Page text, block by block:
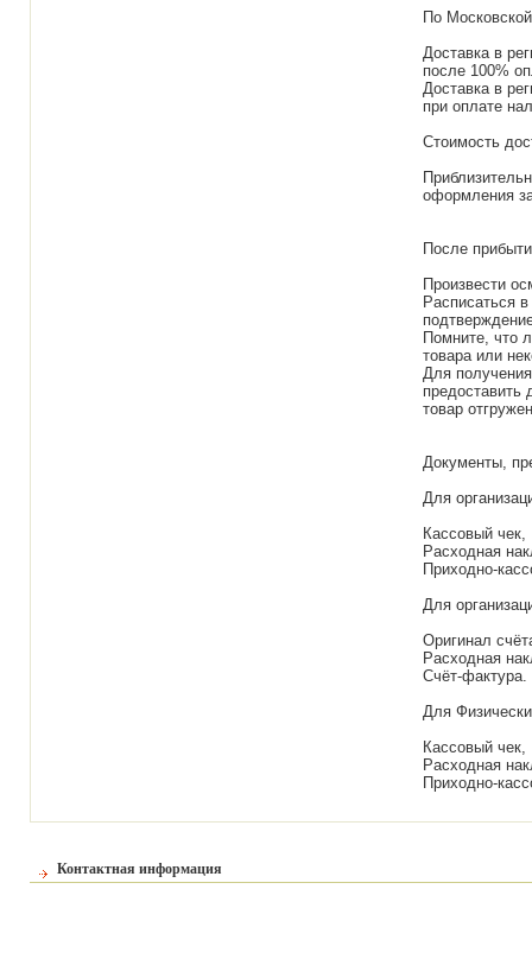
По
Доставка в
после 100%
Доставка в
при оплате
Стоимость
оформления
После
Произвести
Расписаться
Помните, что
товара или
Для
предоставить
товар
Документы,
Для
Кассовый чек,
Расходная
Приходно-
Для
Оригинал
Расходная
Счёт-фактура.
Для
Кассовый чек,
Расходная
Приходно-
Контактная информация